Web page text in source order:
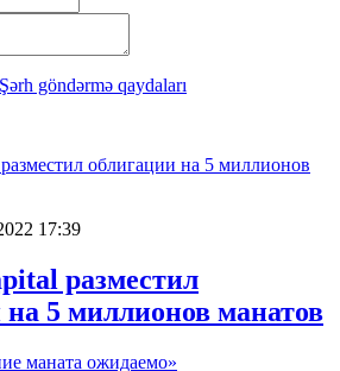
Şərh göndərmə qaydaları
17:39
разместил
на 5 миллионов манатов